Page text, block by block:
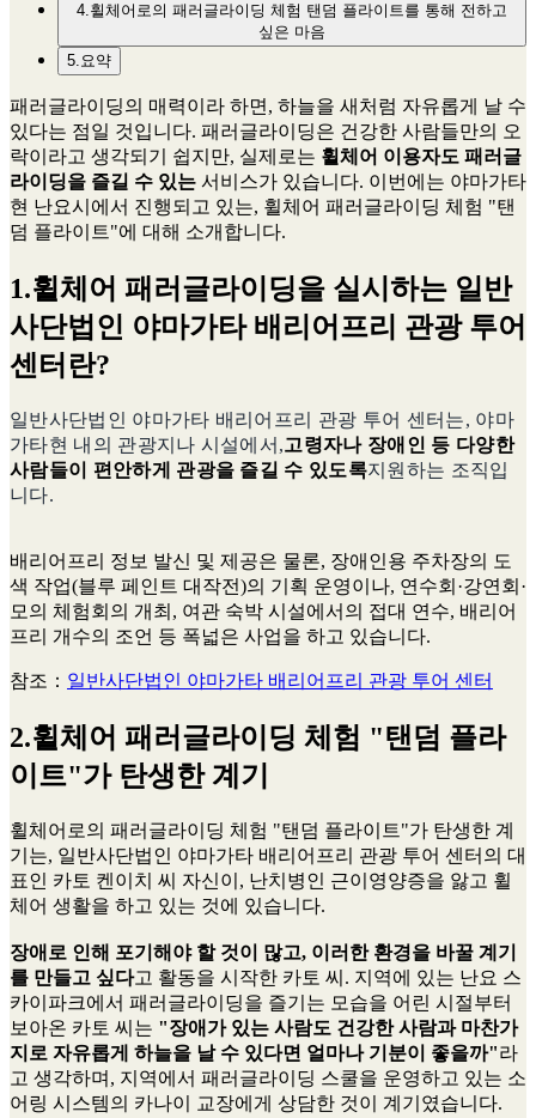
4.휠체어로의 패러글라이딩 체험 탠덤 플라이트를 통해 전하고
싶은 마음
5.요약
패러글라이딩의 매력이라 하면, 하늘을 새처럼 자유롭게 날 수
있다는 점일 것입니다. 패러글라이딩은 건강한 사람들만의 오
락이라고 생각되기 쉽지만, 실제로는 휠체어 이용자도 패러글
라이딩을 즐길 수 있는 서비스가 있습니다. 이번에는 야마가타
현 난요시에서 진행되고 있는, 휠체어 패러글라이딩 체험 "탠
덤 플라이트"에 대해 소개합니다.
1.휠체어 패러글라이딩을 실시하는 일반
사단법인 야마가타 배리어프리 관광 투어
센터란?
일반사단법인 야마가타 배리어프리 관광 투어 센터는, 야마
가타현 내의 관광지나 시설에서,고령자나 장애인 등 다양한
사람들이 편안하게 관광을 즐길 수 있도록지원하는 조직입
니다.
배리어프리 정보 발신 및 제공은 물론, 장애인용 주차장의 도
색 작업(블루 페인트 대작전)의 기획 운영이나, 연수회·강연회·
모의 체험회의 개최, 여관 숙박 시설에서의 접대 연수, 배리어
프리 개수의 조언 등 폭넓은 사업을 하고 있습니다.
참조： 일반사단법인 야마가타 배리어프리 관광 투어 센터
2.휠체어 패러글라이딩 체험 "탠덤 플라
이트"가 탄생한 계기
휠체어로의 패러글라이딩 체험 "탠덤 플라이트"가 탄생한 계
기는, 일반사단법인 야마가타 배리어프리 관광 투어 센터의 대
표인 카토 켄이치 씨 자신이, 난치병인 근이영양증을 앓고 휠
체어 생활을 하고 있는 것에 있습니다.
장애로 인해 포기해야 할 것이 많고, 이러한 환경을 바꿀 계기
를 만들고 싶다고 활동을 시작한 카토 씨. 지역에 있는 난요 스
카이파크에서 패러글라이딩을 즐기는 모습을 어린 시절부터
보아온 카토 씨는 "장애가 있는 사람도 건강한 사람과 마찬가
지로 자유롭게 하늘을 날 수 있다면 얼마나 기분이 좋을까"라
고 생각하며, 지역에서 패러글라이딩 스쿨을 운영하고 있는 소
어링 시스템의 카나이 교장에게 상담한 것이 계기였습니다.